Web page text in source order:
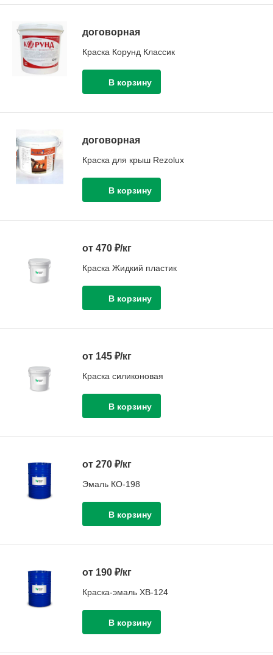
договорная
Краска Корунд Классик
договорная
Краска для крыш Rezolux
от 470 ₽/кг
Краска Жидкий пластик
от 145 ₽/кг
Краска силиконовая
от 270 ₽/кг
Эмаль КО-198
от 190 ₽/кг
Краска-эмаль ХВ-124